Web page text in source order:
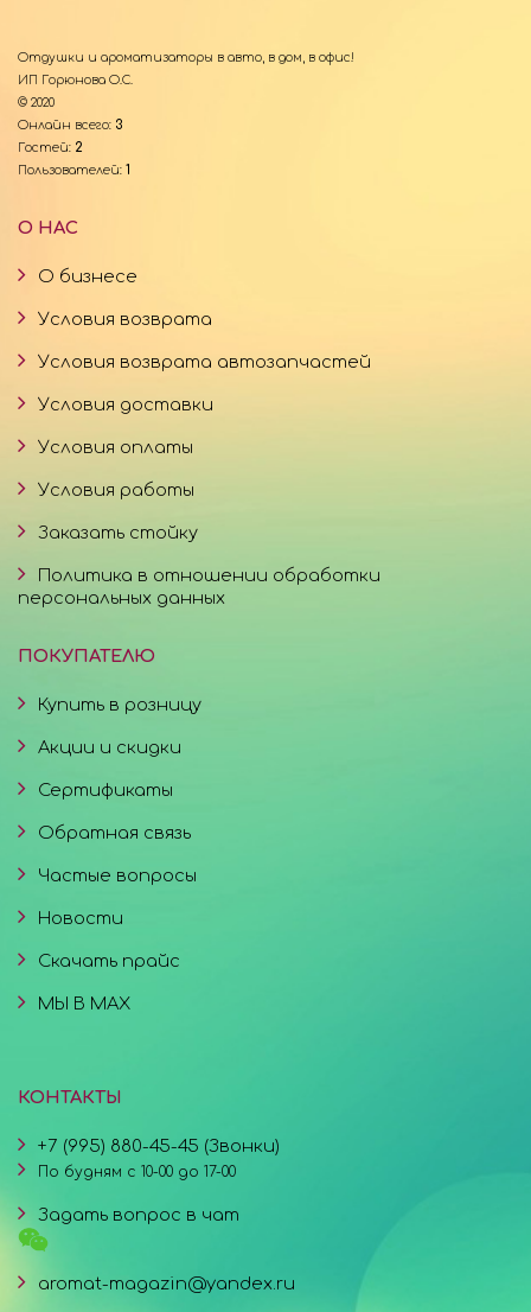
Отдушки и ароматизаторы в авто, в дом, в офис!
ИП Горюнова О.С.
© 2020
Онлайн всего: 3
Гостей: 2
Пользователей: 1
О НАС
О бизнесе
Условия возврата
Условия возврата автозапчастей
Условия доставки
Условия оплаты
Условия работы
Заказать стойку
Политика в отношении обработки
персональных данных
ПОКУПАТЕЛЮ
Купить в розницу
Акции и скидки
Сертификаты
Обратная связь
Частые вопросы
Новости
Скачать прайс
МЫ В MAX
КОНТАКТЫ
+7 (995) 880-45-45 (Звонки)
По будням с 10-00 до 17-00
Задать вопрос в чат
aromat-magazin@yandex.ru